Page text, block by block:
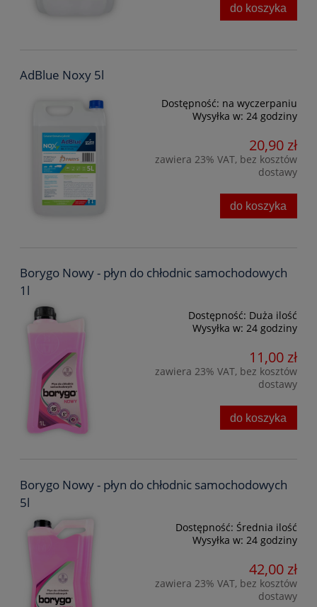
do koszyka
AdBlue Noxy 5l
Dostępność: na wyczerpaniu
Wysyłka w: 24 godziny
20,90 zł
zawiera 23% VAT, bez kosztów
dostawy
do koszyka
Borygo Nowy - płyn do chłodnic samochodowych
1l
Dostępność: Duża ilość
Wysyłka w: 24 godziny
11,00 zł
zawiera 23% VAT, bez kosztów
dostawy
do koszyka
Borygo Nowy - płyn do chłodnic samochodowych
5l
Dostępność: Średnia ilość
Wysyłka w: 24 godziny
42,00 zł
zawiera 23% VAT, bez kosztów
dostawy